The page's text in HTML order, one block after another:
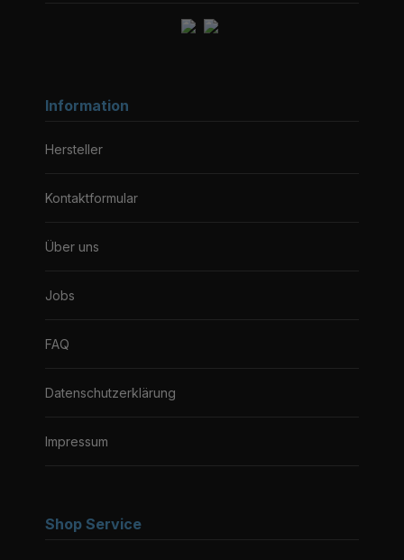
Information
Hersteller
Kontaktformular
Über uns
Jobs
FAQ
Datenschutzerklärung
Impressum
Shop Service